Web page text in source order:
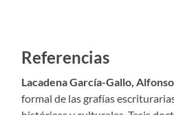
Referencias
Lacadena García-Gallo, Alfonso
formal de las grafías